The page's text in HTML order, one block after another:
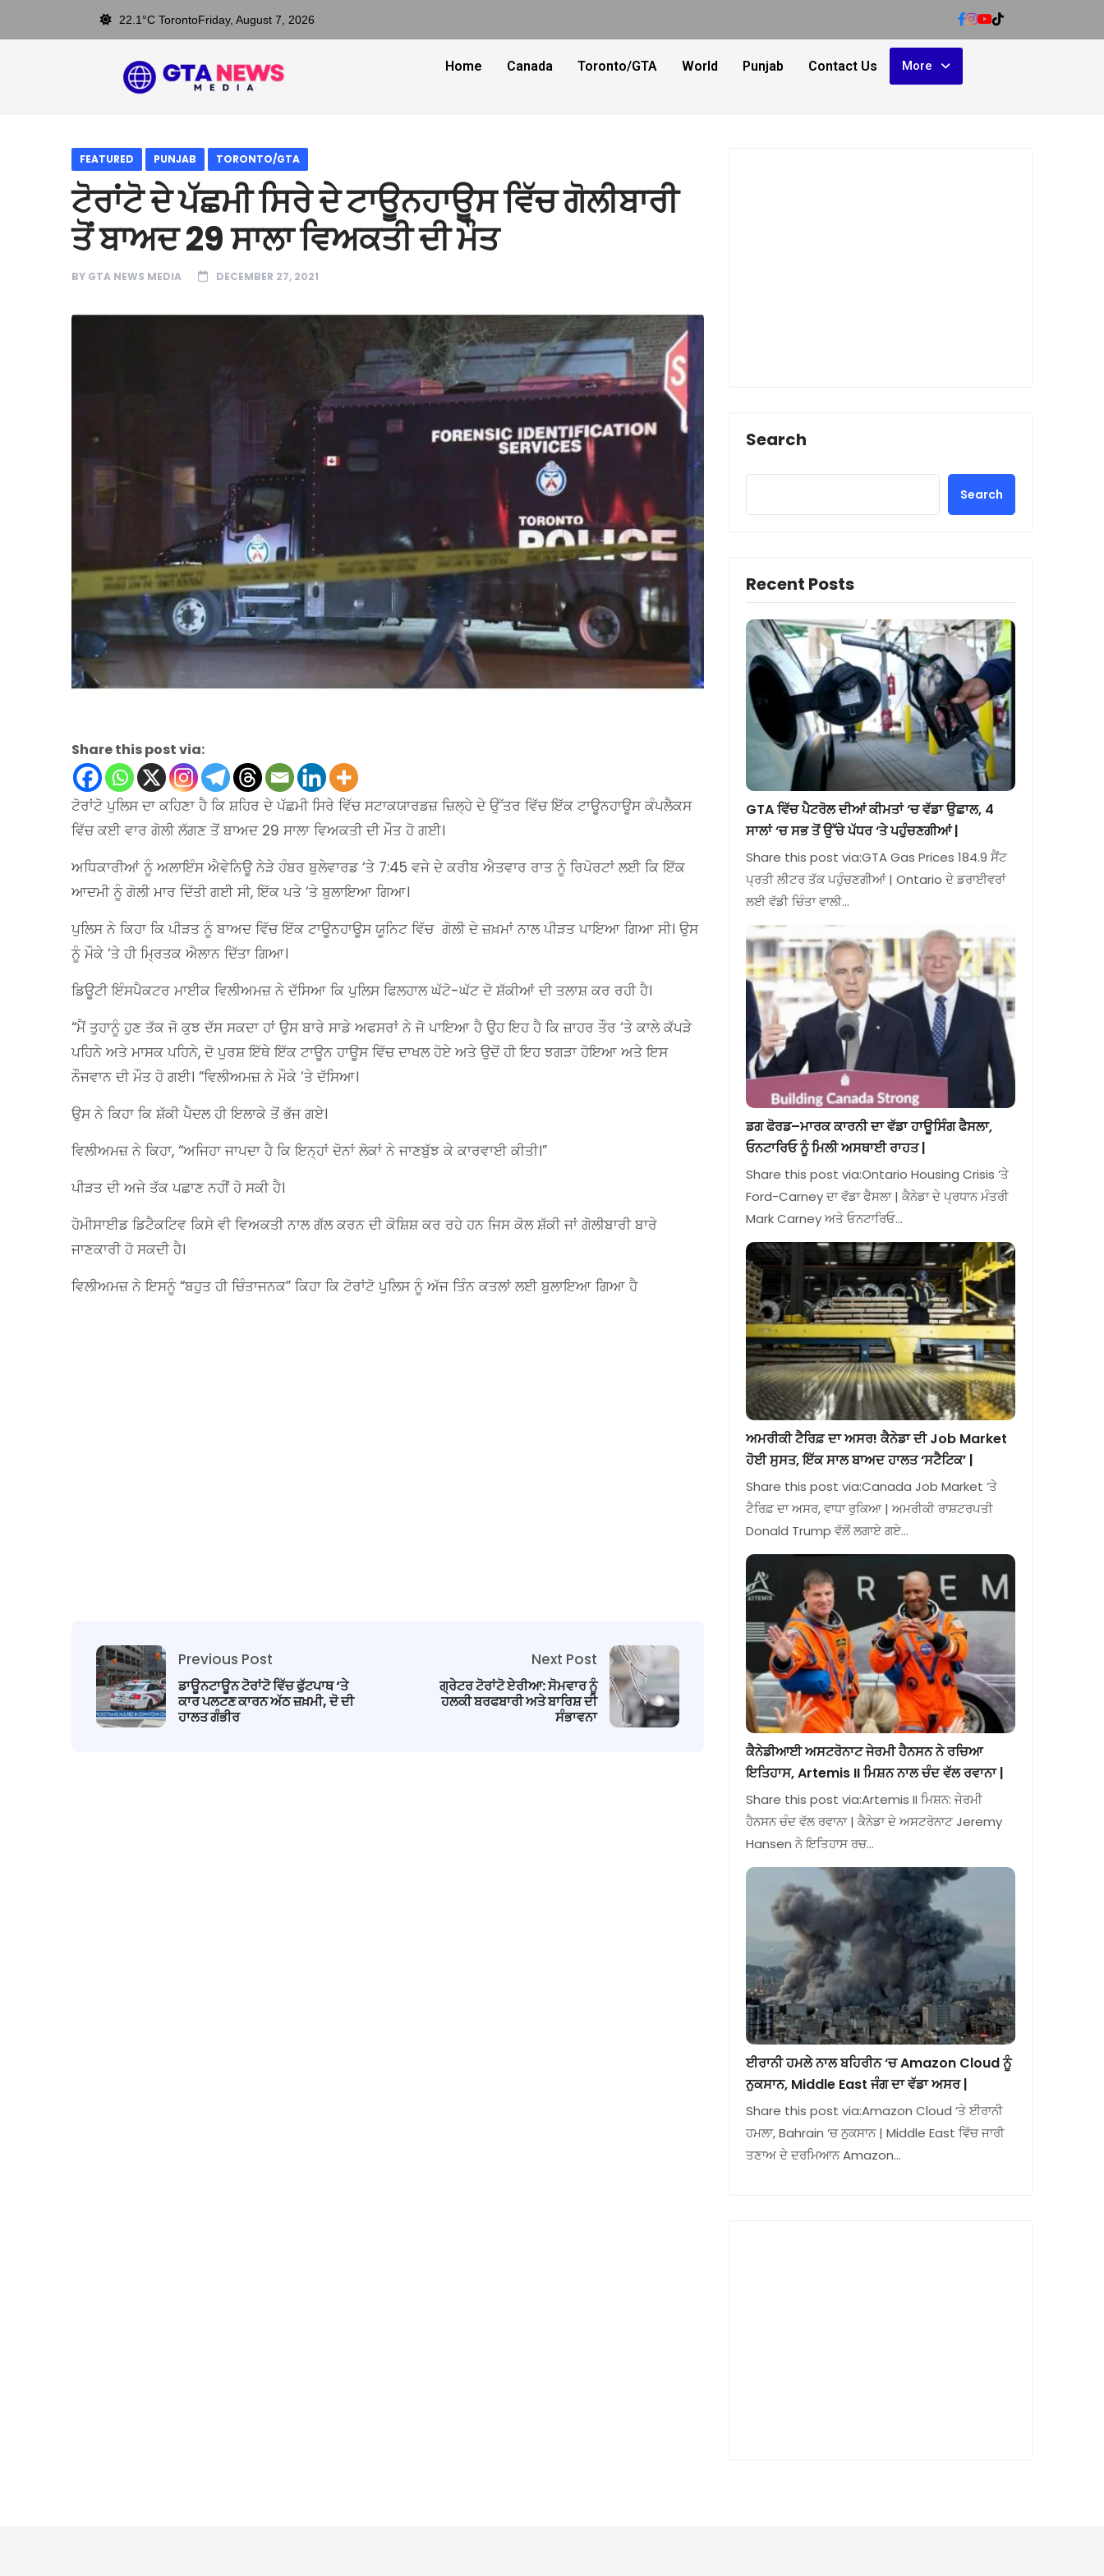
22.1°C TorontoFriday, August 7, 2026
Home Canada Toronto/GTA World Punjab Contact Us More
FEATURED PUNJAB TORONTO/GTA
ਟੋਰਾਂਟੋ ਦੇ ਪੱਛਮੀ ਸਿਰੇ ਦੇ ਟਾਊਨਹਾਊਸ ਵਿੱਚ ਗੋਲੀਬਾਰੀ
ਤੋਂ ਬਾਅਦ 29 ਸਾਲਾ ਵਿਅਕਤੀ ਦੀ ਮੌਤ
BY GTA NEWS MEDIA DECEMBER 27, 2021
Share this post via:
ਟੋਰਾਂਟੋ ਪੁਲਿਸ ਦਾ ਕਹਿਣਾ ਹੈ ਕਿ ਸ਼ਹਿਰ ਦੇ ਪੱਛਮੀ ਸਿਰੇ ਵਿੱਚ ਸਟਾਕਯਾਰਡਜ਼ ਜ਼ਿਲ੍ਹੇ ਦੇ ਉੱਤਰ ਵਿੱਚ ਇੱਕ ਟਾਊਨਹਾਊਸ ਕੰਪਲੈਕਸ
ਵਿੱਚ ਕਈ ਵਾਰ ਗੋਲੀ ਲੱਗਣ ਤੋਂ ਬਾਅਦ 29 ਸਾਲਾ ਵਿਅਕਤੀ ਦੀ ਮੌਤ ਹੋ ਗਈ।
ਅਧਿਕਾਰੀਆਂ ਨੂੰ ਅਲਾਇੰਸ ਐਵੇਨਿਊ ਨੇੜੇ ਹੰਬਰ ਬੁਲੇਵਾਰਡ ‘ਤੇ 7:45 ਵਜੇ ਦੇ ਕਰੀਬ ਐਤਵਾਰ ਰਾਤ ਨੂੰ ਰਿਪੋਰਟਾਂ ਲਈ ਕਿ ਇੱਕ
ਆਦਮੀ ਨੂੰ ਗੋਲੀ ਮਾਰ ਦਿੱਤੀ ਗਈ ਸੀ, ਇੱਕ ਪਤੇ ‘ਤੇ ਬੁਲਾਇਆ ਗਿਆ।
ਪੁਲਿਸ ਨੇ ਕਿਹਾ ਕਿ ਪੀੜਤ ਨੂੰ ਬਾਅਦ ਵਿੱਚ ਇੱਕ ਟਾਊਨਹਾਊਸ ਯੂਨਿਟ ਵਿੱਚ ਗੋਲੀ ਦੇ ਜ਼ਖ਼ਮਾਂ ਨਾਲ ਪੀੜਤ ਪਾਇਆ ਗਿਆ ਸੀ। ਉਸ
ਨੂੰ ਮੌਕੇ ‘ਤੇ ਹੀ ਮ੍ਰਿਤਕ ਐਲਾਨ ਦਿੱਤਾ ਗਿਆ।
ਡਿਊਟੀ ਇੰਸਪੈਕਟਰ ਮਾਈਕ ਵਿਲੀਅਮਜ਼ ਨੇ ਦੱਸਿਆ ਕਿ ਪੁਲਿਸ ਫਿਲਹਾਲ ਘੱਟੋ-ਘੱਟ ਦੋ ਸ਼ੱਕੀਆਂ ਦੀ ਤਲਾਸ਼ ਕਰ ਰਹੀ ਹੈ।
“ਮੈਂ ਤੁਹਾਨੂੰ ਹੁਣ ਤੱਕ ਜੋ ਕੁਝ ਦੱਸ ਸਕਦਾ ਹਾਂ ਉਸ ਬਾਰੇ ਸਾਡੇ ਅਫਸਰਾਂ ਨੇ ਜੋ ਪਾਇਆ ਹੈ ਉਹ ਇਹ ਹੈ ਕਿ ਜ਼ਾਹਰ ਤੌਰ ‘ਤੇ ਕਾਲੇ ਕੱਪੜੇ
ਪਹਿਨੇ ਅਤੇ ਮਾਸਕ ਪਹਿਨੇ, ਦੋ ਪੁਰਸ਼ ਇੱਥੇ ਇੱਕ ਟਾਊਨ ਹਾਊਸ ਵਿੱਚ ਦਾਖਲ ਹੋਏ ਅਤੇ ਉਦੋਂ ਹੀ ਇਹ ਝਗੜਾ ਹੋਇਆ ਅਤੇ ਇਸ
ਨੌਜਵਾਨ ਦੀ ਮੌਤ ਹੋ ਗਈ। “ਵਿਲੀਅਮਜ਼ ਨੇ ਮੌਕੇ ‘ਤੇ ਦੱਸਿਆ।
ਉਸ ਨੇ ਕਿਹਾ ਕਿ ਸ਼ੱਕੀ ਪੈਦਲ ਹੀ ਇਲਾਕੇ ਤੋਂ ਭੱਜ ਗਏ।
ਵਿਲੀਅਮਜ਼ ਨੇ ਕਿਹਾ, “ਅਜਿਹਾ ਜਾਪਦਾ ਹੈ ਕਿ ਇਨ੍ਹਾਂ ਦੋਨਾਂ ਲੋਕਾਂ ਨੇ ਜਾਣਬੁੱਝ ਕੇ ਕਾਰਵਾਈ ਕੀਤੀ।”
ਪੀੜਤ ਦੀ ਅਜੇ ਤੱਕ ਪਛਾਣ ਨਹੀਂ ਹੋ ਸਕੀ ਹੈ।
ਹੋਮੀਸਾਈਡ ਡਿਟੈਕਟਿਵ ਕਿਸੇ ਵੀ ਵਿਅਕਤੀ ਨਾਲ ਗੱਲ ਕਰਨ ਦੀ ਕੋਸ਼ਿਸ਼ ਕਰ ਰਹੇ ਹਨ ਜਿਸ ਕੋਲ ਸ਼ੱਕੀ ਜਾਂ ਗੋਲੀਬਾਰੀ ਬਾਰੇ
ਜਾਣਕਾਰੀ ਹੋ ਸਕਦੀ ਹੈ।
ਵਿਲੀਅਮਜ਼ ਨੇ ਇਸਨੂੰ “ਬਹੁਤ ਹੀ ਚਿੰਤਾਜਨਕ” ਕਿਹਾ ਕਿ ਟੋਰਾਂਟੋ ਪੁਲਿਸ ਨੂੰ ਅੱਜ ਤਿੰਨ ਕਤਲਾਂ ਲਈ ਬੁਲਾਇਆ ਗਿਆ ਹੈ
Previous Post
ਡਾਊਨਟਾਊਨ ਟੋਰਾਂਟੋ ਵਿੱਚ ਫੁੱਟਪਾਥ ‘ਤੇ
ਕਾਰ ਪਲਟਣ ਕਾਰਨ ਅੱਠ ਜ਼ਖ਼ਮੀ, ਦੋ ਦੀ
ਹਾਲਤ ਗੰਭੀਰ
Next Post
ਗ੍ਰੇਟਰ ਟੋਰਾਂਟੋ ਏਰੀਆ: ਸੋਮਵਾਰ ਨੂੰ
ਹਲਕੀ ਬਰਫਬਾਰੀ ਅਤੇ ਬਾਰਿਸ਼ ਦੀ
ਸੰਭਾਵਨਾ
Search
Search
Recent Posts
GTA ਵਿੱਚ ਪੈਟਰੋਲ ਦੀਆਂ ਕੀਮਤਾਂ ‘ਚ ਵੱਡਾ ਉਛਾਲ, 4
ਸਾਲਾਂ ‘ਚ ਸਭ ਤੋਂ ਉੱਚੇ ਪੱਧਰ ‘ਤੇ ਪਹੁੰਚਣਗੀਆਂ |
Share this post via:GTA Gas Prices 184.9 ਸੈਂਟ
ਪ੍ਰਤੀ ਲੀਟਰ ਤੱਕ ਪਹੁੰਚਣਗੀਆਂ | Ontario ਦੇ ਡਰਾਈਵਰਾਂ
ਲਈ ਵੱਡੀ ਚਿੰਤਾ ਵਾਲੀ…
ਡਗ ਫੋਰਡ–ਮਾਰਕ ਕਾਰਨੀ ਦਾ ਵੱਡਾ ਹਾਊਸਿੰਗ ਫੈਸਲਾ,
ਓਨਟਾਰਿਓ ਨੂੰ ਮਿਲੀ ਅਸਥਾਈ ਰਾਹਤ |
Share this post via:Ontario Housing Crisis ‘ਤੇ
Ford-Carney ਦਾ ਵੱਡਾ ਫੈਸਲਾ | ਕੈਨੇਡਾ ਦੇ ਪ੍ਰਧਾਨ ਮੰਤਰੀ
Mark Carney ਅਤੇ ਓਨਟਾਰਿਓ…
ਅਮਰੀਕੀ ਟੈਰਿਫ਼ ਦਾ ਅਸਰ! ਕੈਨੇਡਾ ਦੀ Job Market
ਹੋਈ ਸੁਸਤ, ਇੱਕ ਸਾਲ ਬਾਅਦ ਹਾਲਤ ‘ਸਟੈਟਿਕ’ |
Share this post via:Canada Job Market ‘ਤੇ
ਟੈਰਿਫ਼ ਦਾ ਅਸਰ, ਵਾਧਾ ਰੁਕਿਆ | ਅਮਰੀਕੀ ਰਾਸ਼ਟਰਪਤੀ
Donald Trump ਵੱਲੋਂ ਲਗਾਏ ਗਏ…
ਕੈਨੇਡੀਆਈ ਅਸਟਰੋਨਾਟ ਜੇਰਮੀ ਹੈਨਸਨ ਨੇ ਰਚਿਆ
ਇਤਿਹਾਸ, Artemis II ਮਿਸ਼ਨ ਨਾਲ ਚੰਦ ਵੱਲ ਰਵਾਨਾ |
Share this post via:Artemis II ਮਿਸ਼ਨ: ਜੇਰਮੀ
ਹੈਨਸਨ ਚੰਦ ਵੱਲ ਰਵਾਨਾ | ਕੈਨੇਡਾ ਦੇ ਅਸਟਰੋਨਾਟ Jeremy
Hansen ਨੇ ਇਤਿਹਾਸ ਰਚ…
ਈਰਾਨੀ ਹਮਲੇ ਨਾਲ ਬਹਿਰੀਨ ‘ਚ Amazon Cloud ਨੂੰ
ਨੁਕਸਾਨ, Middle East ਜੰਗ ਦਾ ਵੱਡਾ ਅਸਰ |
Share this post via:Amazon Cloud ‘ਤੇ ਈਰਾਨੀ
ਹਮਲਾ, Bahrain ‘ਚ ਨੁਕਸਾਨ | Middle East ਵਿੱਚ ਜਾਰੀ
ਤਣਾਅ ਦੇ ਦਰਮਿਆਨ Amazon…